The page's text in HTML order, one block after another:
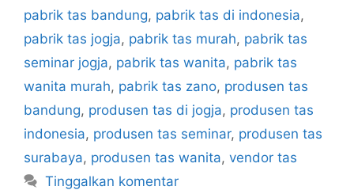
pabrik tas bandung, pabrik tas di indonesia,
pabrik tas jogja, pabrik tas murah, pabrik tas
seminar jogja, pabrik tas wanita, pabrik tas
wanita murah, pabrik tas zano, produsen tas
bandung, produsen tas di jogja, produsen tas
indonesia, produsen tas seminar, produsen tas
surabaya, produsen tas wanita, vendor tas
Tinggalkan komentar